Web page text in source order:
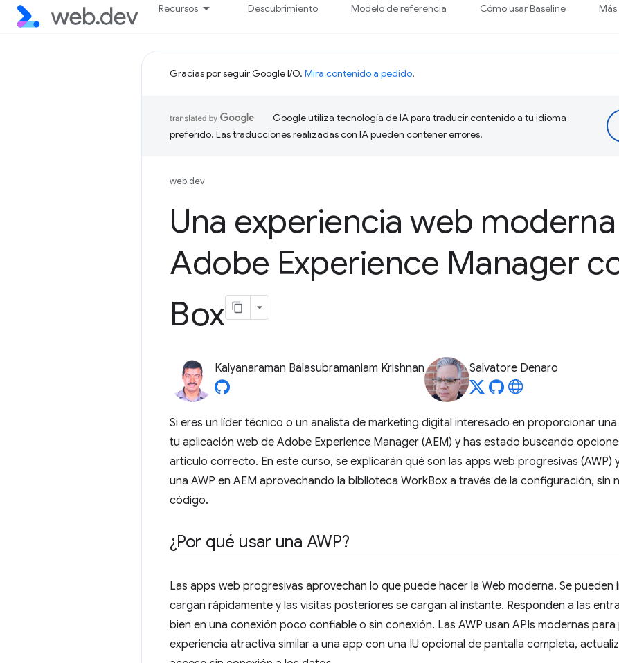
Recursos Descubrimiento Modelo de referencia Cómo usar Baseline Más
Gracias por seguir Google I/O. Mira contenido a pedido.
Google utiliza tecnología de IA para traducir contenido a tu idioma
preferido. Las traducciones realizadas con IA pueden contener errores.
web.dev
Una experiencia web
Adobe Experience Manager
Box
Kalyanaraman Balasubramaniam Krishnan Salvatore Denaro
Si eres un líder técnico o un analista de marketing digital interesado en proporcionar
tu aplicación web de Adobe Experience Manager (AEM) y has estado buscando
artículo correcto. En este curso, se explicarán qué son las apps web progresivas (AWP)
una AWP en AEM aprovechando la biblioteca WorkBox a través de la configuración, sin
código.
¿Por qué usar una AWP?
Las apps web progresivas aprovechan lo que puede hacer la Web moderna. Se pueden
cargan rápidamente y las visitas posteriores se cargan al instante. Responden a las
bien en una conexión poco confiable o sin conexión. Las AWP usan APIs modernas
experiencia atractiva similar a una app con una IU opcional de pantalla completa,